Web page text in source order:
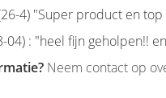
4) "Super product en
04) : "heel fijn geholpen!!
Neem contact op